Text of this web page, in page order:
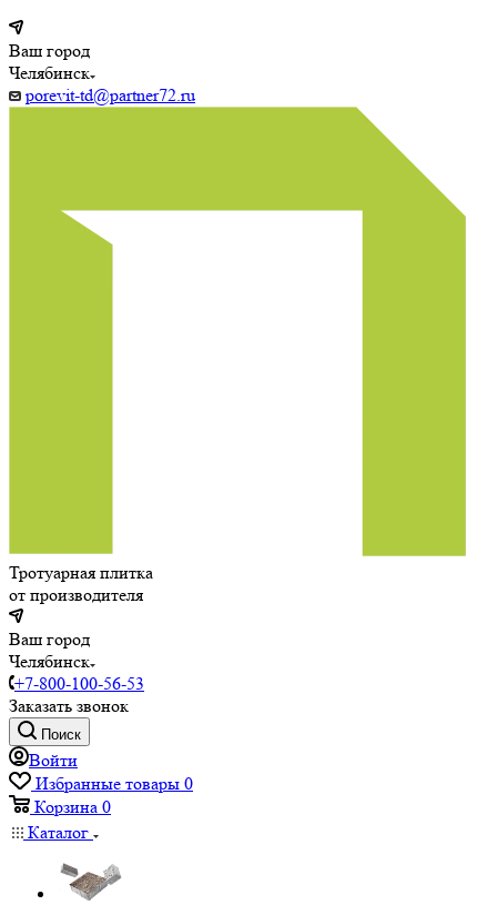
Ваш город
Челябинск
porevit-td@partner72.ru
Тротуарная плитка
от производителя
Ваш город
Челябинск
+7-800-100-56-53
Заказать звонок
Поиск
Войти
Избранные товары 0
Корзина 0
Каталог